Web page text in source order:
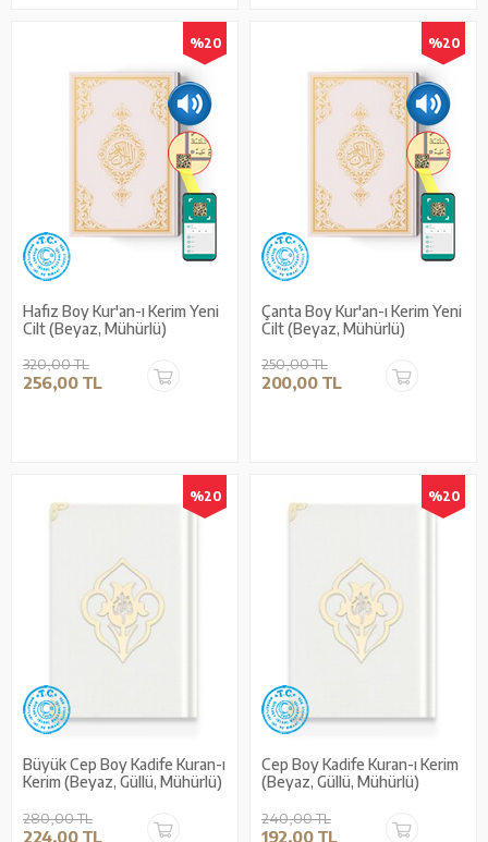
%20
Hafız Boy Kur'an-ı Kerim Yeni
Cilt (Beyaz, Mühürlü)
320,00 TL
256,00 TL
%20
Çanta Boy Kur'an-ı Kerim Yeni
Cilt (Beyaz, Mühürlü)
250,00 TL
200,00 TL
%20
Büyük Cep Boy Kadife Kuran-ı
Kerim (Beyaz, Güllü, Mühürlü)
280,00 TL
224,00 TL
%20
Cep Boy Kadife Kuran-ı Kerim
(Beyaz, Güllü, Mühürlü)
240,00 TL
192,00 TL